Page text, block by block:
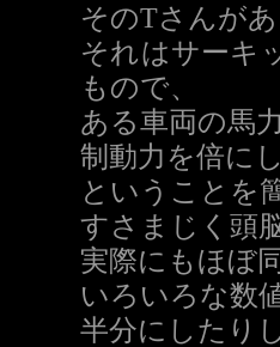
そのTさんが
それはサーキ
もので、
ある車両の馬
制動力を倍に
ということを
すさまじく頭
実際にもほぼ
いろいろな数
半分にしたり